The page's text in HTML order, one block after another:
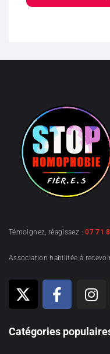
Témoignez, réagissez :07 71
Association habilitée à
Catégories